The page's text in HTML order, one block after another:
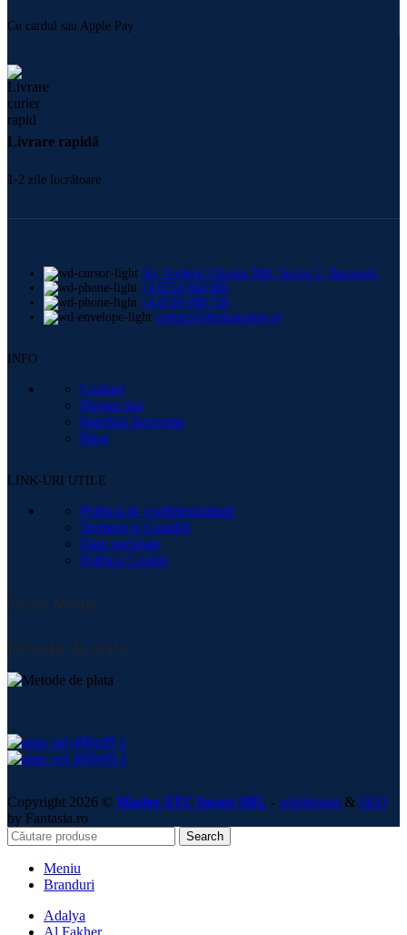
Cu cardul sau Apple Pay
Livrare rapidă
1-2 zile lucrătoare
Str. Frederic Chopin 30B, Sector 2, București
+4 0724 664 885
+4 0729 998 728
contact@shishamaster.ro
INFO
Contact
Despre noi
Intrebări frecvente
Blog
LINK-URI UTILE
Politică de confidențialitate
Termeni și Condiții
Date societate
Politica Cookie
Social Media:
Metode de plată:
Copyright 2026 © Master ATC Invest SRL - webdesign & SEO
by Fantasia.ro
Search
Meniu
Branduri
Adalya